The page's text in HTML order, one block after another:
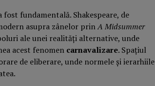
fundamentală. Shakespeare, de
asupra zânelor prinA Midsummer
ale unei realități alternative, unde
acest fenomen carnavalizare. Spațiul
de eliberare, unde normele și ierarhiile